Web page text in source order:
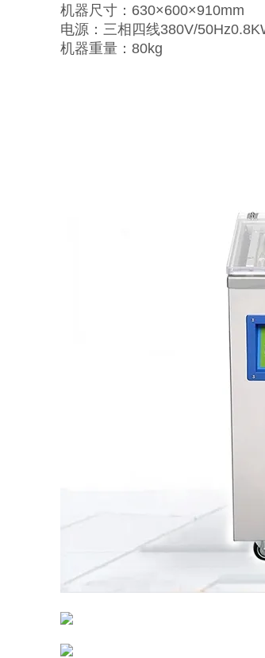
机器尺寸：630×600×910mm
电源：三相四线380V/
机器重量：80kg